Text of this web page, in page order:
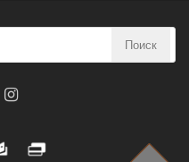
Поиск